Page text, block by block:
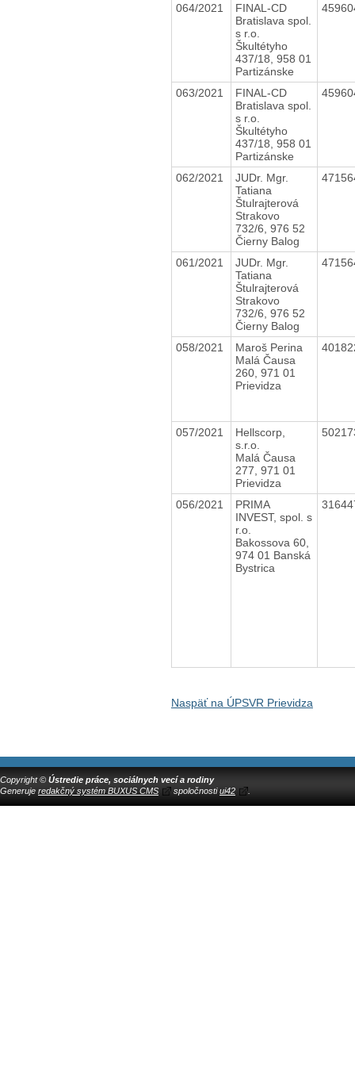
064/2021
FINAL-CD
Bratislava spol.
s r.o.
Škultétyho
437/18, 958 01
Partizánske
063/2021
FINAL-CD
Bratislava spol.
s r.o.
Škultétyho
437/18, 958 01
Partizánske
062/2021
JUDr. Mgr.
Tatiana
Štulrajterová
Strakovo
732/6, 976 52
Čierny Balog
061/2021
JUDr. Mgr.
Tatiana
Štulrajterová
Strakovo
732/6, 976 52
Čierny Balog
058/2021
Maroš Perina
Malá Čausa
260, 971 01
Prievidza
057/2021
Hellscorp,
s.r.o.
Malá Čausa
277, 971 01
Prievidza
056/2021
PRIMA
INVEST, spol. s
r.o.
Bakossova 60,
974 01 Banská
Bystrica
Naspäť na ÚPSVR Prievidza
Copyright © Ústredie práce, sociálnych vecí a rodiny
Generuje redakčný systém BUXUS CMS spoločnostiui42